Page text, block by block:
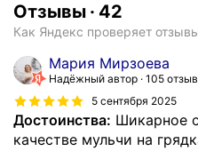
Отзывы · 42
Как Яндекс проверяет
Мария Мирзоева
Надёжный автор 105
5 сентября 2025
Достоинства: Шикарное
качестве мульчи на